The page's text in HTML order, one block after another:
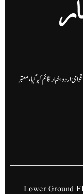
اردو اخبار قائم کیا گیا، معتبر
Lower Ground